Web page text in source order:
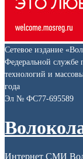
Сетевое издание
Федеральной службе
технологий и
года
Эл № ФС77-695589
Интернет СМИ